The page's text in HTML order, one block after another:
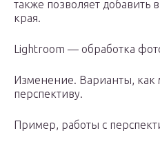
также позволяет добавить
края.
Lightroom — обработка
Изменение. Варианты, как
перспективу.
Пример, работы с